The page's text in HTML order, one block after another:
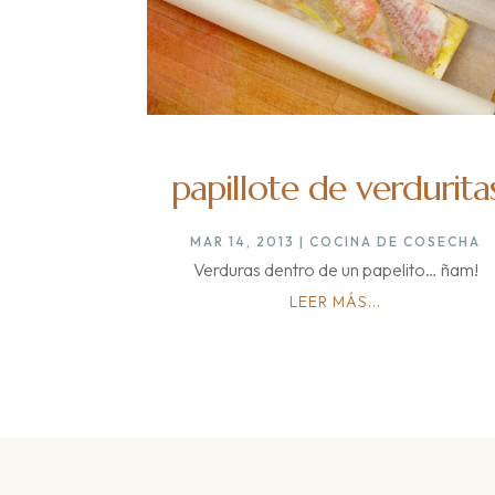
papillote de
MAR 14, 2013 |COCINA DE COSECHA
Verduras dentro de un papelito… ñam!
LEER MÁS...